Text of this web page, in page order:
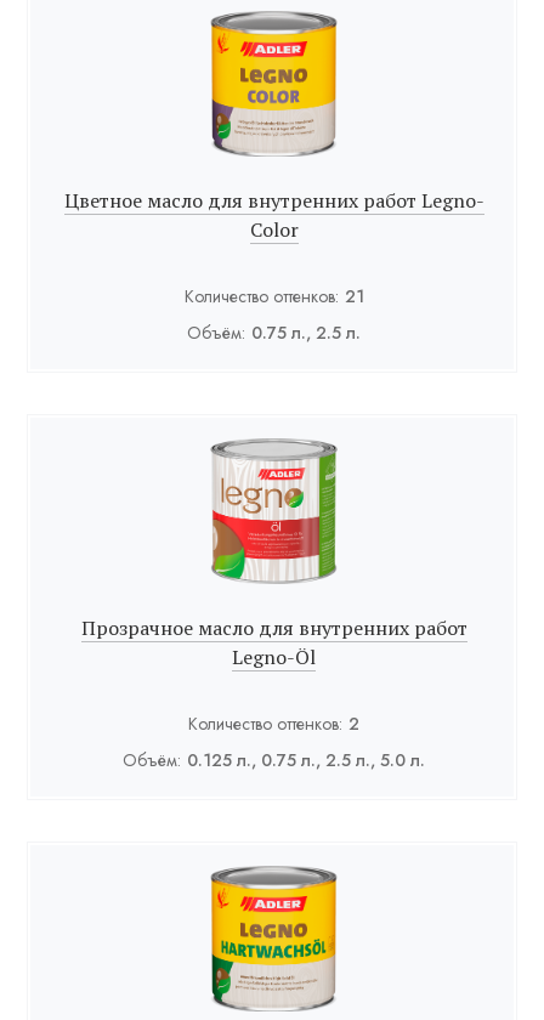
Цветное масло для внутренних работ Legno-
Color
Количество оттенков: 21
Объём: 0.75 л., 2.5 л.
Прозрачное масло для внутренних работ
Legno-Öl
Количество оттенков: 2
Объём: 0.125 л., 0.75 л., 2.5 л., 5.0 л.